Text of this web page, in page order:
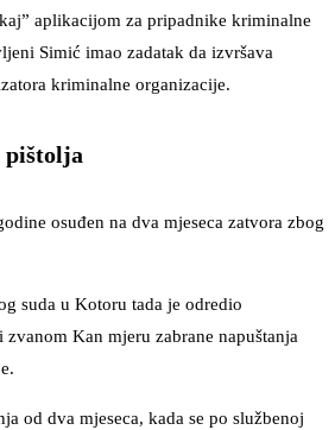
aplikacijom za pripadnike kriminalne
Simić imao zadatak da izvršava
kriminalne organizacije.
pištolja
osuđen na dva mjeseca zatvora zbog
suda u Kotoru tada je odredio
Kan mjeru zabrane napuštanja
od dva mjeseca, kada se po službenoj